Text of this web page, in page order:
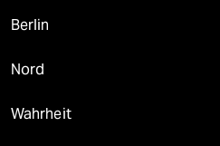
Berlin
Nord
Wahrheit